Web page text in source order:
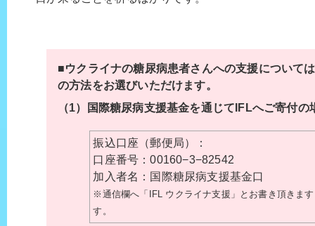
■ウクライナの糖尿病患者さんへの支援について
の方法をお選びいただけます。
（1）国際糖尿病支援基金を通じてIFLへご寄付の
振込口座（郵便局）：
口座番号：00160−3−82542
加入者名：国際糖尿病支援基金口
※通信欄へ「IFL ウクライナ支援」とお書き頂きま
す。